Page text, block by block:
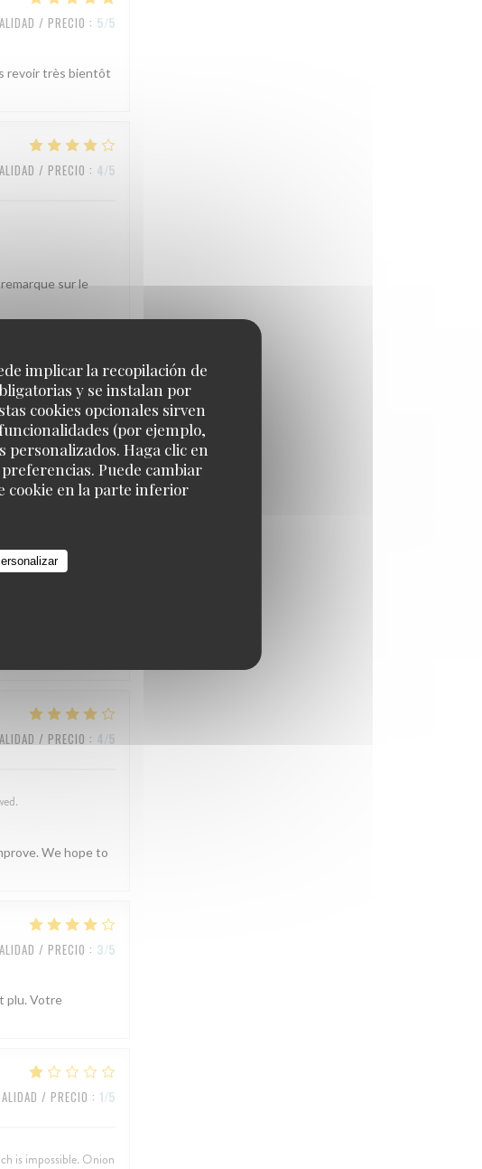
implicar la recopilación de
y se instalan por
cookies opcionales sirven
(por ejemplo,
personalizados. Haga clic en
Puede cambiar
cookie en la parte inferior
/ PRECIO : 5/5
revoir très bientôt
/ PRECIO : 4/5
sur le
/ PRECIO : 5/5
bord du Grand
vous revoir
/ PRECIO : 4/5
We hope to
/ PRECIO : 3/5
plu. Votre
/ PRECIO : 1/5
is impossible. Onion